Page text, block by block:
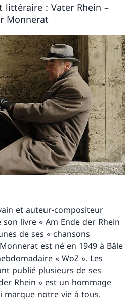
littéraire : Vater Rhein –
Monnerat
et auteur-compositeur
livre « Am Ende der Rhein
de ses « chansons
est né en 1949 à Bâle
« WoZ ». Les
publié plusieurs de ses
Rhein » est un hommage
marque notre vie à tous.